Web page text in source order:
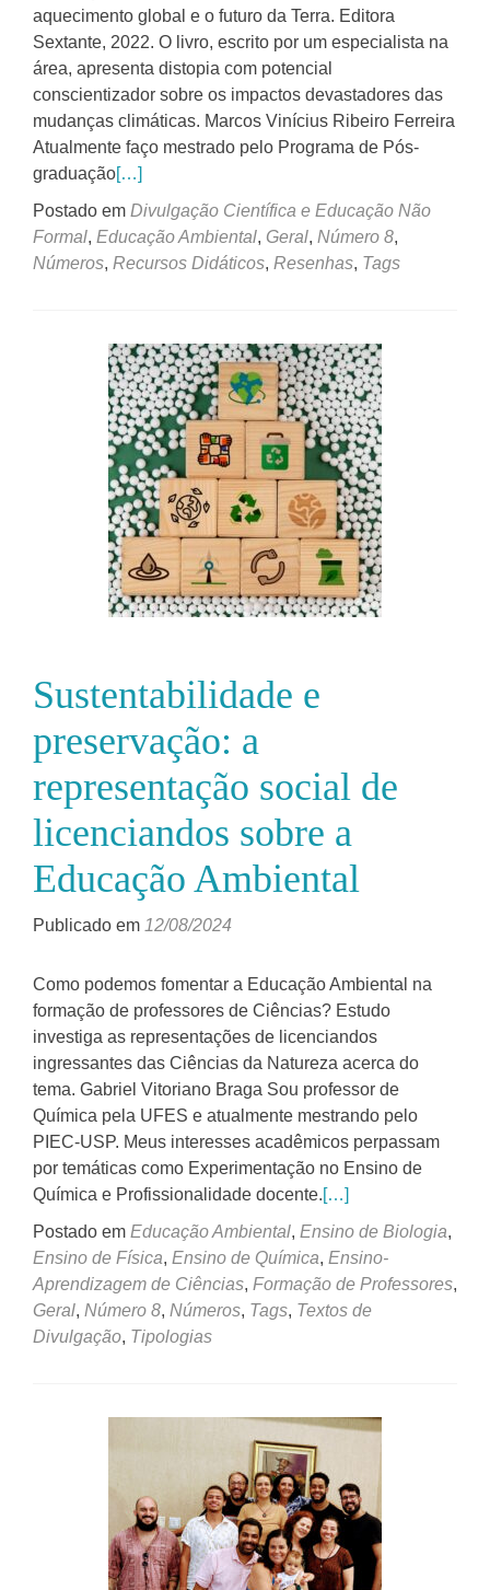
aquecimento global e o futuro da Terra. Editora
Sextante, 2022. O livro, escrito por um especialista na
área, apresenta distopia com potencial
conscientizador sobre os impactos devastadores das
mudanças climáticas. Marcos Vinícius Ribeiro Ferreira
Atualmente faço mestrado pelo Programa de Pós-
graduação[…]
Postado em Divulgação Científica e Educação Não
Formal, Educação Ambiental, Geral, Número 8,
Números, Recursos Didáticos, Resenhas, Tags
Sustentabilidade e
preservação: a
representação social de
licenciandos sobre a
Educação Ambiental
Publicado em 12/08/2024
Como podemos fomentar a Educação Ambiental na
formação de professores de Ciências? Estudo
investiga as representações de licenciandos
ingressantes das Ciências da Natureza acerca do
tema. Gabriel Vitoriano Braga Sou professor de
Química pela UFES e atualmente mestrando pelo
PIEC-USP. Meus interesses acadêmicos perpassam
por temáticas como Experimentação no Ensino de
Química e Profissionalidade docente.[…]
Postado em Educação Ambiental, Ensino de Biologia,
Ensino de Física, Ensino de Química, Ensino-
Aprendizagem de Ciências, Formação de Professores,
Geral, Número 8, Números, Tags, Textos de
Divulgação, Tipologias